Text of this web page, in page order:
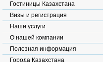
Гостиницы Казахстана
Визы и регистрация
Наши услуги
О нашей компании
Полезная информация
Города Казахстана